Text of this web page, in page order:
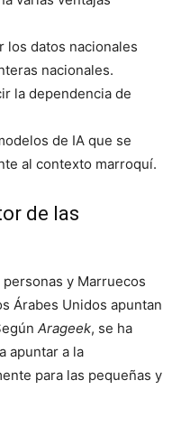
los datos nacionales
nacionales.
la dependencia de
de IA que se
al contexto marroquí.
de las
y Marruecos
Árabes Unidos apuntan
Arageek, se ha
apuntar a la
para las pequeñas y